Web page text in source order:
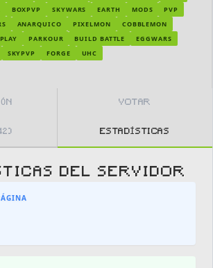
BOXPVP SKYWARS EARTH MODS
PVP
ANARQUICO PIXELMON
COBBLEMON
PARKOUR BUILD BATTLE
EGGWARS
SKYPVP FORGE UHC
VOTAR
ESTADÍSTICAS
DEL SERVIDOR